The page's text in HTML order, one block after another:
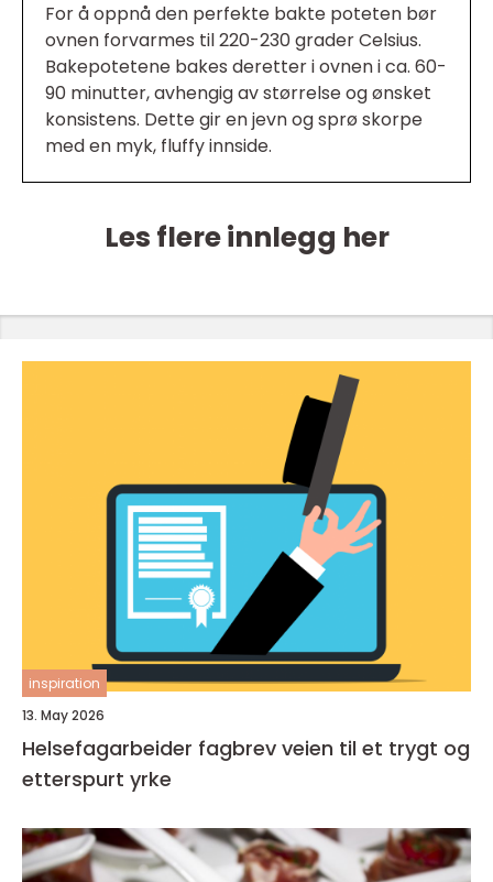
For å oppnå den perfekte bakte poteten bør
ovnen forvarmes til 220-230 grader Celsius.
Bakepotetene bakes deretter i ovnen i ca. 60-
90 minutter, avhengig av størrelse og ønsket
konsistens. Dette gir en jevn og sprø skorpe
med en myk, fluffy innside.
Les flere innlegg her
inspiration
13. May 2026
Helsefagarbeider fagbrev veien til et trygt og
etterspurt yrke